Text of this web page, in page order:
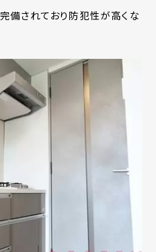
備されており防犯性が高くな